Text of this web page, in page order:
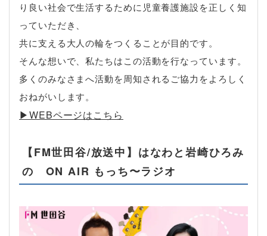
り良い社会で生活するために児童養護施設を正しく知
っていただき、
共に支える大人の輪をつくることが目的です。
そんな想いで、私たちはこの活動を行なっています。
多くのみなさまへ活動を周知されるご協力をよろしく
おねがいします。
▶︎WEBページはこちら
【FM世田谷/放送中】はなわと岩崎ひろみ
の ON AIR もっち〜ラジオ